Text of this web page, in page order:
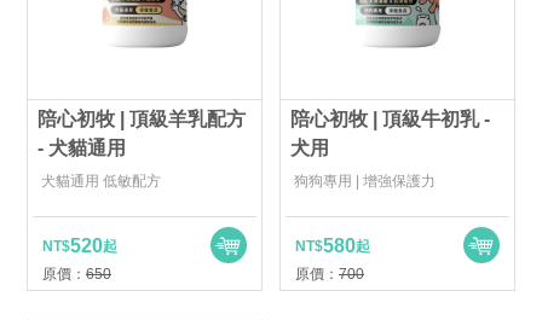
陪心初牧 | 頂級羊乳配方
- 犬貓通用
犬貓通用 低敏配方
NT$520起
原價： 650
陪心初牧 | 頂級牛初乳 -
犬用
狗狗專用 | 增強保護力
NT$580起
原價： 700